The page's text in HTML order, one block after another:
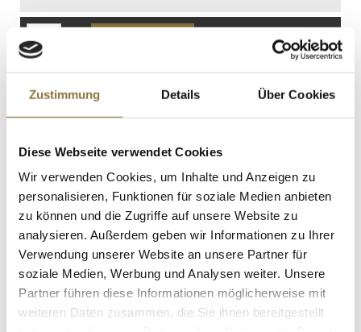
Zustimmung Details Über Cookies
Diese Webseite verwendet Cookies
Wir verwenden Cookies, um Inhalte und Anzeigen zu
personalisieren, Funktionen für soziale Medien anbieten
zu können und die Zugriffe auf unsere Website zu
analysieren. Außerdem geben wir Informationen zu Ihrer
Verwendung unserer Website an unsere Partner für
soziale Medien, Werbung und Analysen weiter. Unsere
Partner führen diese Informationen möglicherweise mit
weiteren Daten zusammen, die Sie ihnen bereitgestellt
Salz
1.5 g
St.
LEBENSMITTELKENNZEICHNUNGEN
Cinco Jotas - 100% Eichelmast Ibérico-
Hinterschinken, handgeschnitten, 70 g
Art.Nr.:66961
€ 30,50
St.
Saucisson - Salamiwurst "natur", Terre
de Provence, 120 g